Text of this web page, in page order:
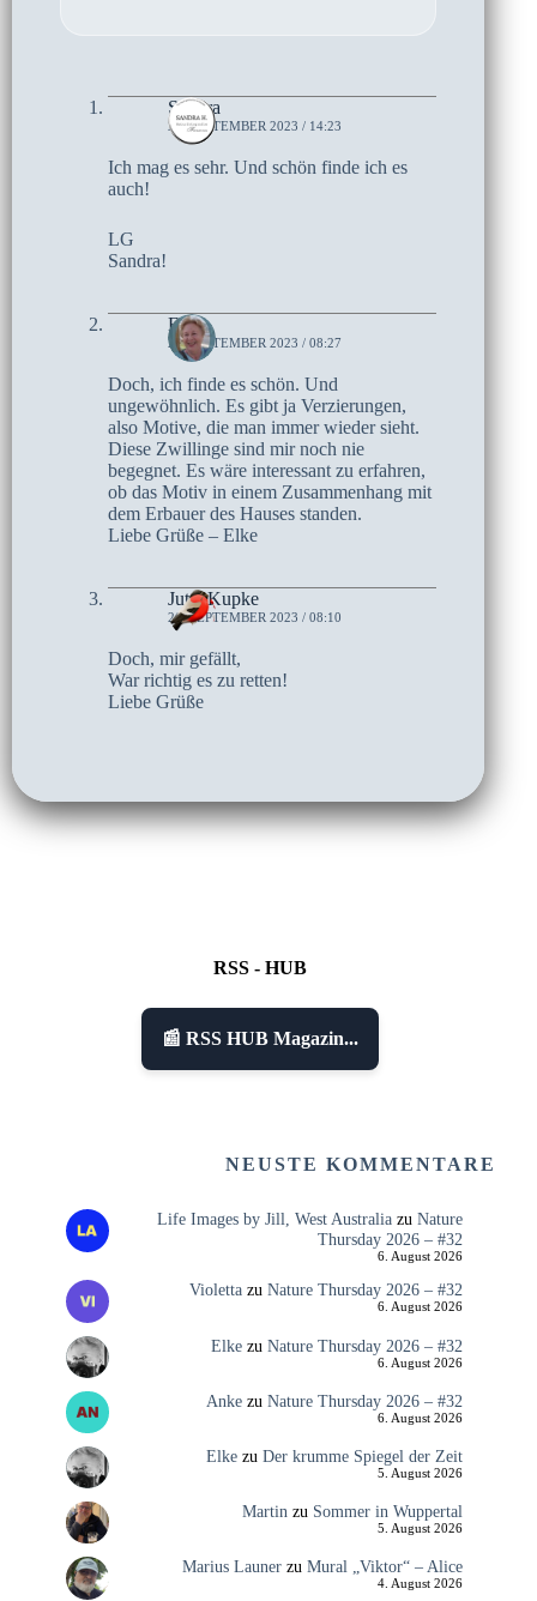
Sandra
29. SEPTEMBER 2023 / 14:23
Ich mag es sehr. Und schön finde ich es
auch!
LG
Sandra!
Elke
26. SEPTEMBER 2023 / 08:27
Doch, ich finde es schön. Und
ungewöhnlich. Es gibt ja Verzierungen,
also Motive, die man immer wieder sieht.
Diese Zwillinge sind mir noch nie
begegnet. Es wäre interessant zu erfahren,
ob das Motiv in einem Zusammenhang mit
dem Erbauer des Hauses standen.
Liebe Grüße – Elke
Jutta Kupke
26. SEPTEMBER 2023 / 08:10
Doch, mir gefällt,
War richtig es zu retten!
Liebe Grüße
RSS - HUB
📰 RSS HUB Magazin...
NEUSTE KOMMENTARE
Life Images by Jill, West Australiazu Nature
Thursday 2026 – #32
6. August 2026
Violettazu Nature Thursday 2026 – #32
6. August 2026
Elkezu Nature Thursday 2026 – #32
6. August 2026
Ankezu Nature Thursday 2026 – #32
6. August 2026
Elkezu Der krumme Spiegel der Zeit
5. August 2026
Martin zu Sommer in Wuppertal
5. August 2026
Marius Launerzu Mural „Viktor“ – Alice
4. August 2026